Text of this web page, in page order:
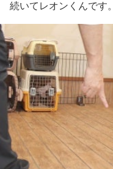
続いてレオンくんです。